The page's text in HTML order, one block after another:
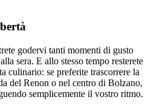
godervi tanti momenti di gusto
sera. E allo stesso tempo resterete
culinario: se preferite trascorrere la
del Renon o nel centro di Bolzano,
semplicemente il vostro ritmo.